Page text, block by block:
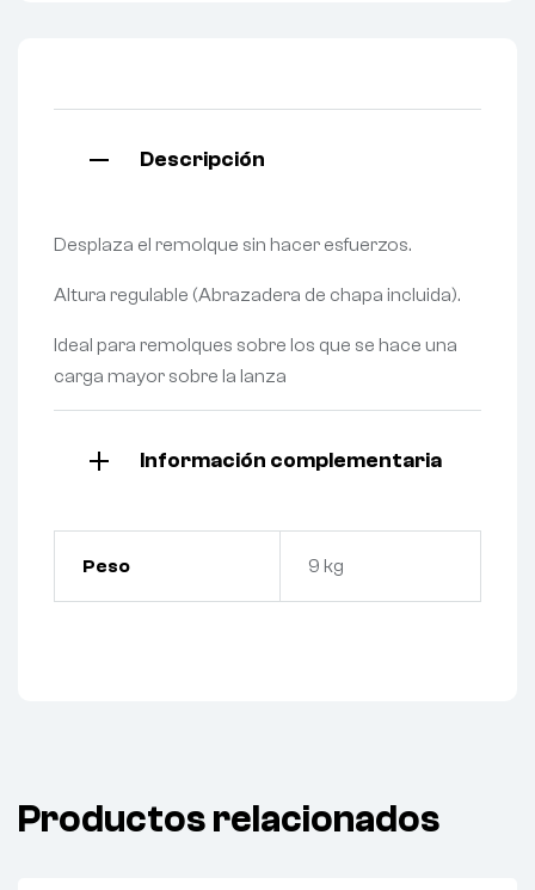
Descripción
Desplaza el remolque sin hacer esfuerzos.
Altura regulable (Abrazadera de chapa incluida).
Ideal para remolques sobre los que se hace una
carga mayor sobre la lanza
Información complementaria
Peso 9 kg
Productos relacionados